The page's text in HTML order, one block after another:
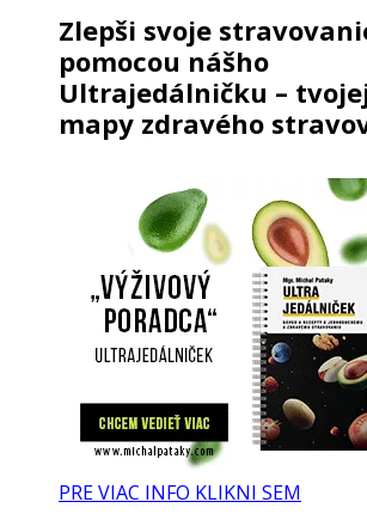
Zlepši svoje
pomocou nášho
Ultrajedálničku –
mapy zdravého
PRE VIAC INFO KLIKNI SEM